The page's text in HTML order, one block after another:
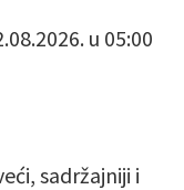
u 05:00
sadržajniji i